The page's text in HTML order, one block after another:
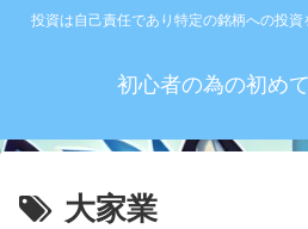
投資は自己責任であり特定の銘柄への投
初心者の為の初め
大家業